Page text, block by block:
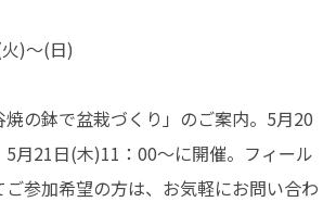
)～(日)
の鉢で盆栽づくり」のご案内。5月20
月21日(木)11：00～に開催。フィール
ご参加希望の方は、お気軽にお問い合わ